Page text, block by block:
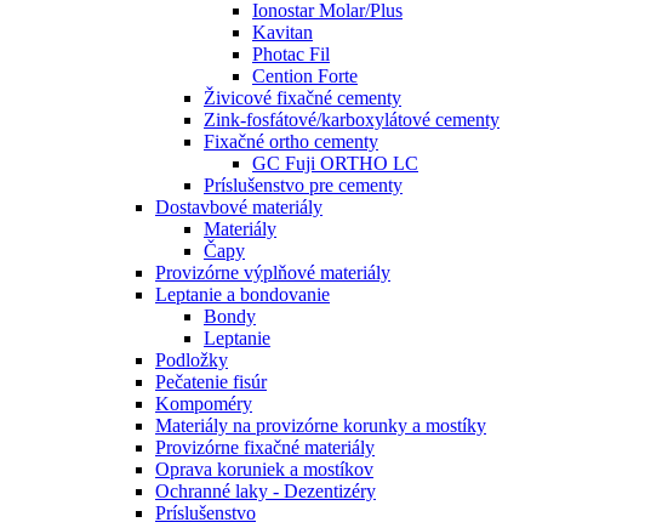
Ionostar Molar/Plus
Kavitan
Photac Fil
Cention Forte
Živicové fixačné cementy
Zink-fosfátové/karboxylátové cementy
Fixačné ortho cementy
GC Fuji ORTHO LC
Príslušenstvo pre cementy
Dostavbové materiály
Materiály
Čapy
Provizórne výplňové materiály
Leptanie a bondovanie
Bondy
Leptanie
Podložky
Pečatenie fisúr
Kompoméry
Materiály na provizórne korunky a mostíky
Provizórne fixačné materiály
Oprava koruniek a mostíkov
Ochranné laky - Dezentizéry
Príslušenstvo